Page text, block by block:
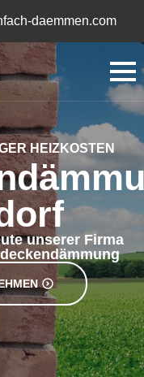
daemmen.com
HEIZKOSTEN
unserer Firma